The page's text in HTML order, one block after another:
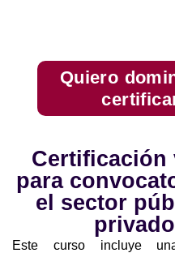
Quiero
Certificación
para
el sector
privado
Este curso incluye